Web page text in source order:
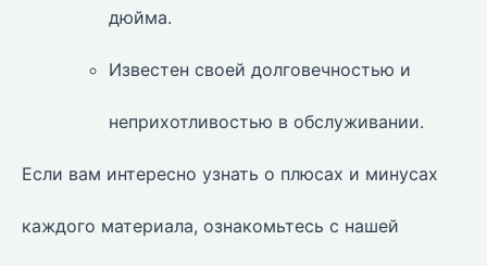
дюйма.
Известен своей долговечностью и
неприхотливостью в обслуживании.
Если вам интересно узнать о плюсах и минусах
каждого материала, ознакомьтесь с нашей